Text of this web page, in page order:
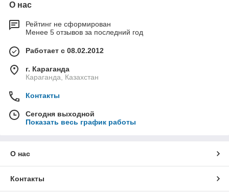
О нас
Рейтинг не сформирован
Менее 5 отзывов за последний год
Работает с 08.02.2012
г. Караганда
Караганда, Казахстан
Контакты
Сегодня выходной
Показать весь график работы
О нас
Контакты